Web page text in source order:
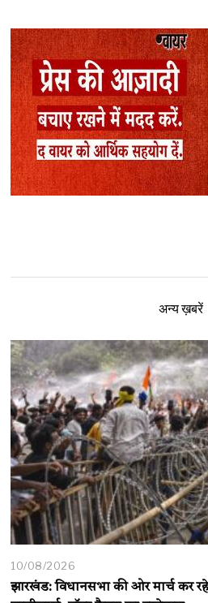
अन्य ख़बरें
10/08/2026
झारखंड: विधानसभा की ओर मार्च कर रहे